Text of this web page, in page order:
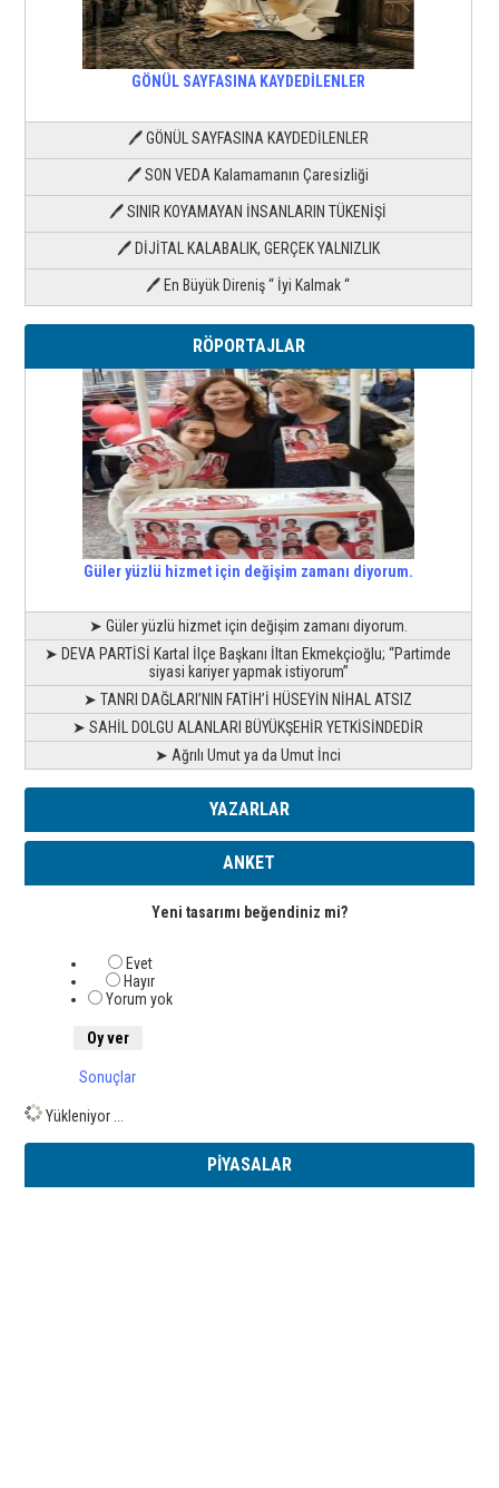
GÖNÜL SAYFASINA KAYDEDİLENLER
🖊 GÖNÜL SAYFASINA KAYDEDİLENLER
🖊 SON VEDA Kalamamanın Çaresizliği
🖊 SINIR KOYAMAYAN İNSANLARIN TÜKENİŞİ
🖊 DİJİTAL KALABALIK, GERÇEK YALNIZLIK
🖊 En Büyük Direniş “ İyi Kalmak “
RÖPORTAJLAR
Güler yüzlü hizmet için değişim zamanı diyorum.
➤ Güler yüzlü hizmet için değişim zamanı diyorum.
➤ DEVA PARTİSİ Kartal İlçe Başkanı İltan Ekmekçioğlu; “Partimde
siyasi kariyer yapmak istiyorum”
➤ TANRI DAĞLARI’NIN FATİH’İ HÜSEYİN NİHAL ATSIZ
➤ SAHİL DOLGU ALANLARI BÜYÜKŞEHİR YETKİSİNDEDİR
➤ Ağrılı Umut ya da Umut İnci
YAZARLAR
ANKET
Yeni tasarımı beğendiniz mi?
Evet
Hayır
Yorum yok
Sonuçlar
Yükleniyor ...
PİYASALAR